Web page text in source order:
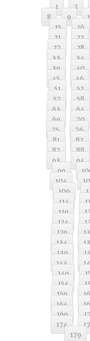
1 2
8
9
15
16
21
22
27
28
33
34
39
40
45
46
51
52
57
58
63
64
69
70
75
76
81
82
87
88
93
94
99
104
109
114
119
124
129
134
139
144
149
154
159
164
169
174
179